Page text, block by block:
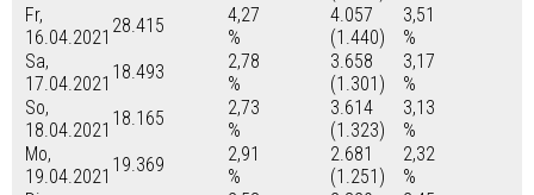
Fr,
16.04.2021
28.415
4,27
%
4.057
(1.440)
3,51
%
Sa,
17.04.2021
18.493
2,78
%
3.658
(1.301)
3,17
%
So,
18.04.2021
18.165
2,73
%
3.614
(1.323)
3,13
%
Mo,
19.04.2021
19.369
2,91
%
2.681
(1.251)
2,32
%